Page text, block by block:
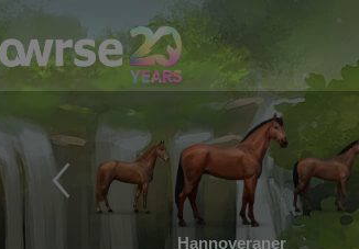
Hannoveraner